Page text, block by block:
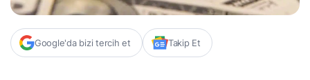
Google'da bizi tercih et Takip Et